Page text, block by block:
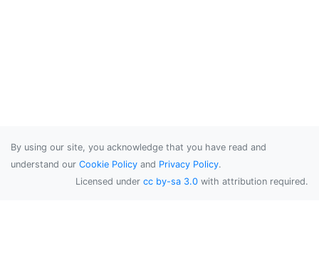
By using our site, you acknowledge that you have read and
understand our Cookie Policy and Privacy Policy.
Licensed under cc by-sa 3.0 with attribution required.